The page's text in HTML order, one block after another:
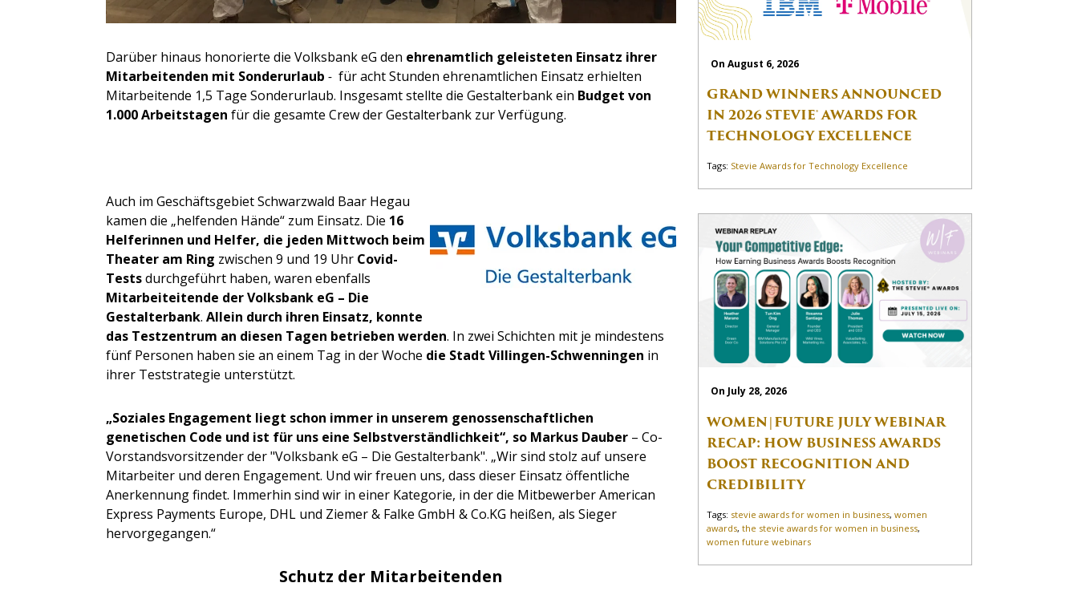
Darüber hinaus honorierte die Volksbank eG den ehrenamtlich geleisteten Einsatz ihrer
Mitarbeitenden mit Sonderurlaub - für acht Stunden ehrenamtlichen Einsatz erhielten
Mitarbeitende 1,5 Tage Sonderurlaub. Insgesamt stellte die Gestalterbank ein Budget von
1.000 Arbeitstagen für die gesamte Crew der Gestalterbank zur Verfügung.
Auch im Geschäftsgebiet Schwarzwald Baar Hegau
kamen die „helfenden Hände“ zum Einsatz. Die 16
Helferinnen und Helfer, die jeden Mittwoch beim
Theater am Ring zwischen 9 und 19 Uhr Covid-
Testsdurchgeführt haben, waren ebenfalls
Mitarbeiteitende der Volksbank eG – Die
Gestalterbank. Allein durch ihren Einsatz, konnte
das Testzentrum an diesen Tagen betrieben werden. In zwei Schichten mit je mindestens
fünf Personen haben sie an einem Tag in der Woche die Stadt Villingen-Schwenningen in
ihrer Teststrategie unterstützt.
„Soziales Engagement liegt schon immer in unserem genossenschaftlichen
genetischen Code und ist für uns eine Selbstverständlichkeit“, so Markus Dauber – Co-
Vorstandsvorsitzender der "Volksbank eG – Die Gestalterbank". „Wir sind stolz auf unsere
Mitarbeiter und deren Engagement. Und wir freuen uns, dass dieser Einsatz öffentliche
Anerkennung findet. Immerhin sind wir in einer Kategorie, in der die Mitbewerber American
Express Payments Europe, DHL und Ziemer & Falke GmbH & Co.KG heißen, als Sieger
hervorgegangen.“
Schutz der Mitarbeitenden
On August 6, 2026
GRAND WINNERS ANNOUNCED
IN 2026 STEVIE® AWARDS FOR
TECHNOLOGY EXCELLENCE
Tags: Stevie Awards for Technology Excellence
On July 28, 2026
WOMEN|FUTURE JULY WEBINAR
RECAP: HOW BUSINESS AWARDS
BOOST RECOGNITION AND
CREDIBILITY
Tags: stevie awards for women in business,women
awards,the stevie awards for women in business,
women future webinars